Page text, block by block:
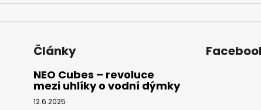
Články
NEO Cubes – revoluce
mezi uhlíky o vodní dýmky
12.6.2025